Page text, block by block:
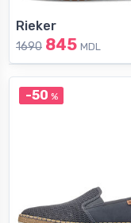
Rieker
1690 845 MDL
-50 %